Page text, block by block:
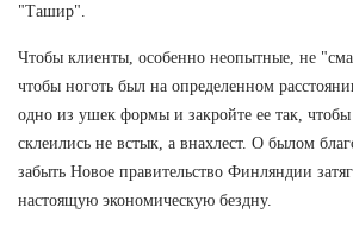
"Ташир".
Чтобы клиенты, особенно неопытные, не
чтобы ноготь был на определенном
одно из ушек формы и закройте ее так,
склеились не встык, а внахлест. О былом
забыть Новое правительство Финляндии
настоящую экономическую бездну.